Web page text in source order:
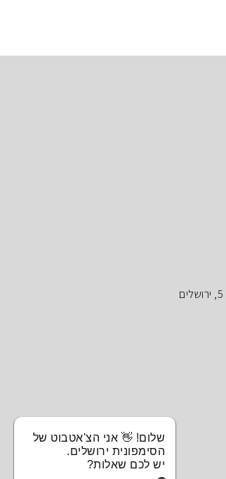
שלום! 👋 אני הצ'אטבוט של
הסימפונית ירושלים.
יש לכם שאלות?